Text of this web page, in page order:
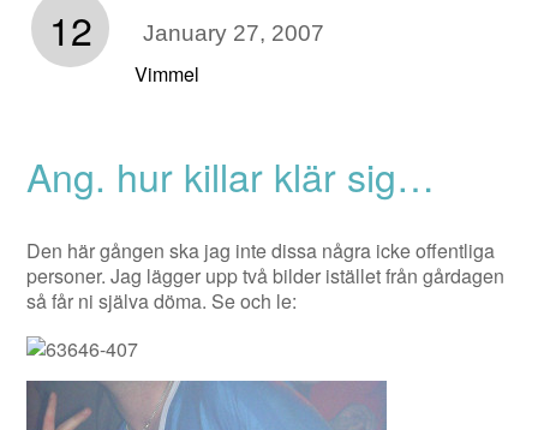
12 January 27, 2007
Vimmel
Ang. hur killar klär sig…
Den här gången ska jag inte dissa några icke offentliga
personer. Jag lägger upp två bilder istället från gårdagen
så får ni själva döma. Se och le: